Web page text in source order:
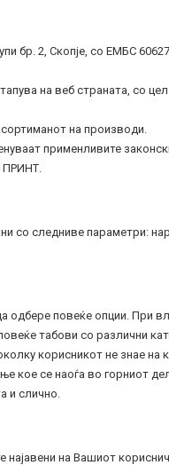
бр. 2, Скопје, со ЕМБС
на веб страната, со цел
на производи.
применливите
ПРИНТ.
со следниве параметри:
одбере повеќе опции. При
табови со различни
корисникот не знае на
кое се наоѓа во горниот
и слично.
најавени на Вашиот